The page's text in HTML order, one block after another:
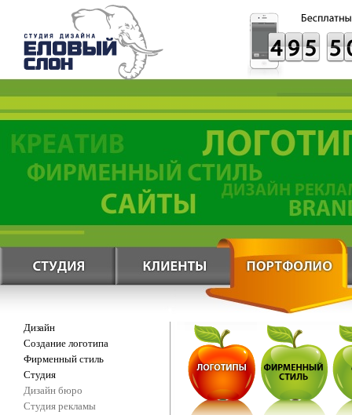
Дизайн
Создание логотипа
Фирменный стиль
Студия
Дизайн бюро
Студия рекламы